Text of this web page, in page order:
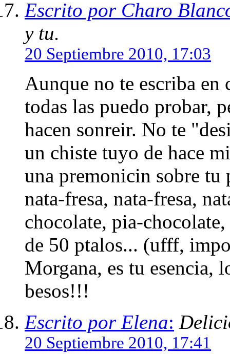
Escrito por Charo
y tu.
20 Septiembre 2010, 17:03
Aunque no te escriba en
todas las puedo probar,
hacen sonreir. No te
un chiste tuyo de hace
una premonicin sobre tu
nata-fresa, nata-fresa,
chocolate, pia-
de 50 ptalos... (ufff,
Morgana, es tu esencia,
besos!!!
Escrito por Elena:
20 Septiembre 2010, 17:41